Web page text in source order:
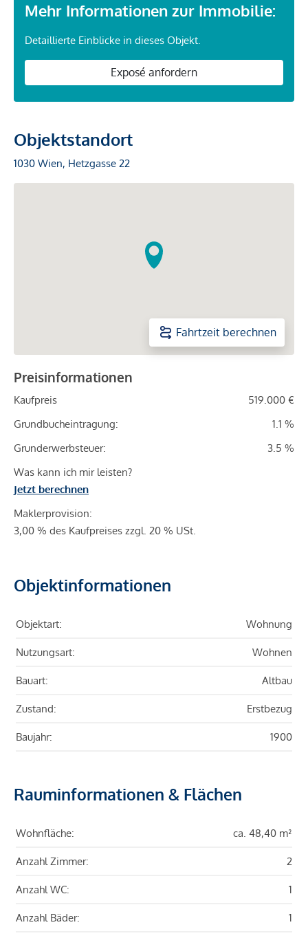
Mehr Informationen zur Immobilie:
Detaillierte Einblicke in dieses Objekt.
Exposé anfordern
Objektstandort
1030 Wien, Hetzgasse 22
Fahrtzeit berechnen
Preisinformationen
Kaufpreis
519.000 €
Grundbucheintragung:
1.1 %
Grunderwerbsteuer:
3.5 %
Was kann ich mir leisten?
Jetzt berechnen
Maklerprovision:
3,00 % des Kaufpreises zzgl. 20 % USt.
Objektinformationen
Objektart: Wohnung
Nutzungsart: Wohnen
Bauart: Altbau
Zustand: Erstbezug
Baujahr: 1900
Rauminformationen & Flächen
Wohnfläche: ca. 48,40 m²
Anzahl Zimmer: 2
Anzahl WC: 1
Anzahl Bäder: 1